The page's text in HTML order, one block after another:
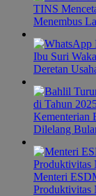
TINS
Menembus
Ibu Suri
Deretan
Kementerian
Dilelang
Menteri
Produktivitas